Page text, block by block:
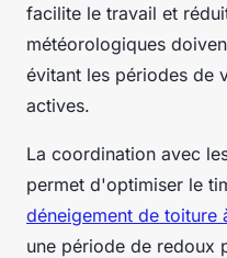
facilite le travail et
météorologiques
évitant les périodes de
actives.
La coordination avec
permet d'optimiser le
déneigement de toiture
une période de redoux